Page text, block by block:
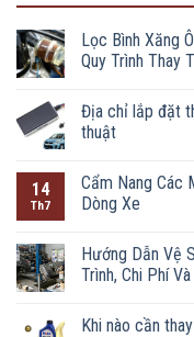
Lọc Bình Xăng
Quy Trình Thay
Địa chỉ lắp đặt
thuật
14
Th7
Cẩm Nang Các
Dòng Xe
Hướng Dẫn Vệ
Trình, Chi Phí
Khi nào cần